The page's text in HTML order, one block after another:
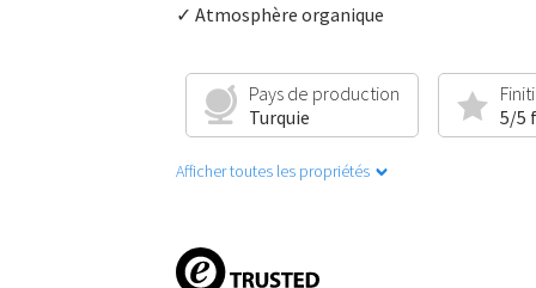
✓ Atmosphère organique
Pays de production
Turquie
5/5
Afficher toutes les propriétés